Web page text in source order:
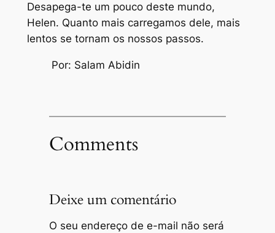
Desapega-te um pouco deste mundo,
Helen. Quanto mais carregamos dele, mais
lentos se tornam os nossos passos.
Por: Salam Abidin
Comments
Deixe um comentário
O seu endereço de e-mail não será